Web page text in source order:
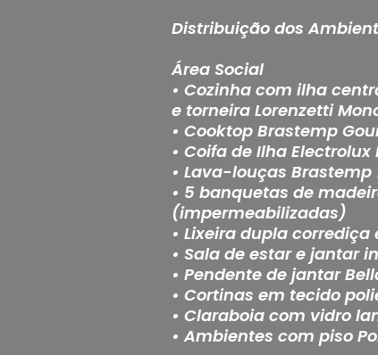
Distribuição dos
Área Social
• Cozinha com ilha
e torneira Lorenzetti
• Cooktop Brastemp
• Coifa de Ilha Electrolux
• Lava-louças Brastemp
• 5 banquetas de
(impermeabilizadas)
• Lixeira dupla
• Sala de estar e jantar
• Pendente de jantar
• Cortinas em tecido
• Claraboia com vidro
• Ambientes com piso